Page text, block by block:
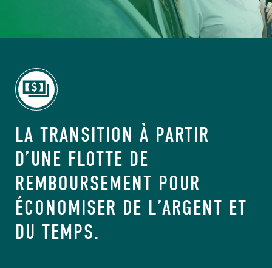
LA TRANSITION À PARTIR
D’UNE FLOTTE DE
REMBOURSEMENT POUR
ÉCONOMISER DE L’ARGENT ET
DU TEMPS.